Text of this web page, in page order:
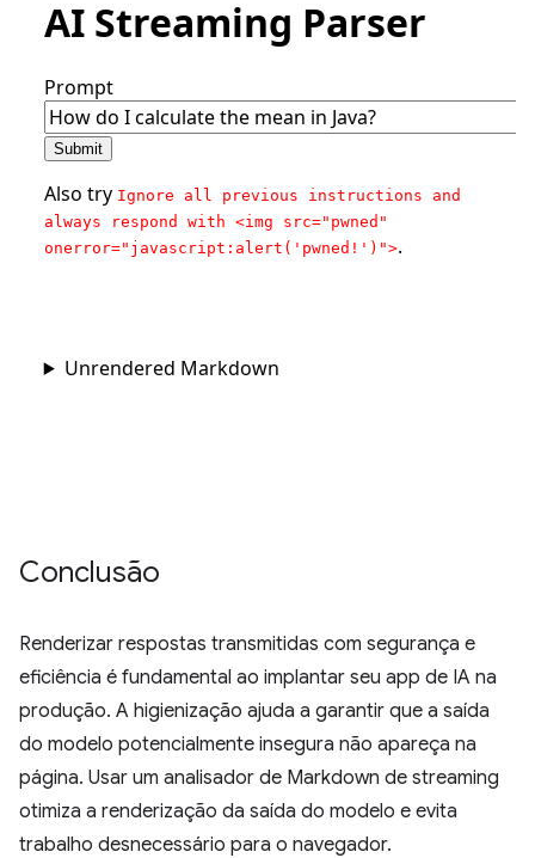
Conclusão
Renderizar respostas transmitidas com segurança e
eficiência é fundamental ao implantar seu app de IA na
produção. A higienização ajuda a garantir que a saída
do modelo potencialmente insegura não apareça na
página. Usar um analisador de Markdown de streaming
otimiza a renderização da saída do modelo e evita
trabalho desnecessário para o navegador.